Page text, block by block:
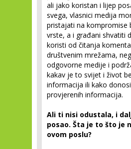
ali jako koristan i lijep
svega, vlasnici medija
pristajati na kompromise
vrste, a i građani shvatiti
koristi od čitanja
društvenim mrežama,
odgovorne medije i
kakav je to svijet i život
informacija ili kako
provjerenih informacija.
Ali ti nisi odustala, i
posao. Šta je to što je
ovom poslu?